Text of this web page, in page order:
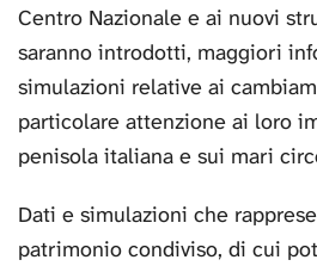
Centro Nazionale e ai nuovi
saranno introdotti, maggiori
simulazioni relative ai
particolare attenzione ai loro
penisola italiana e sui mari
Dati e simulazioni che
patrimonio condiviso, di cui